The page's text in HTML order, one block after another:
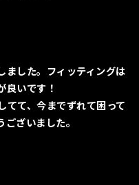
ました。フィッティングは
良いです！
てて、今までずれて困って
ざいました。